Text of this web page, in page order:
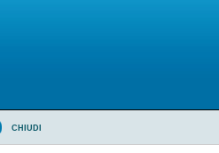
CHIUDI